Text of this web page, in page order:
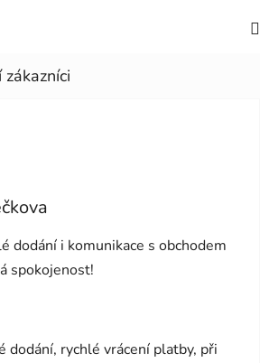
dodání i komunikace s obchodem
spokojenost!
dodání, rychlé vrácení platby, při